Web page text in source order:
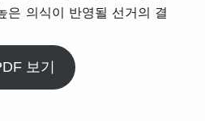
은 의식이 반영될 선거의 결
보기